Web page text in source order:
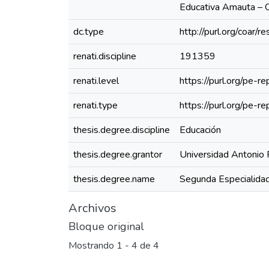
Educativa Amauta –
dc.type
http://purl.org/coar/
renati.discipline
191359
renati.level
https://purl.org/pe-
renati.type
https://purl.org/pe-
thesis.degree.discipline
Educación
thesis.degree.grantor
Universidad Antonio
thesis.degree.name
Segunda
Archivos
Bloque original
Mostrando 1 - 4 de 4